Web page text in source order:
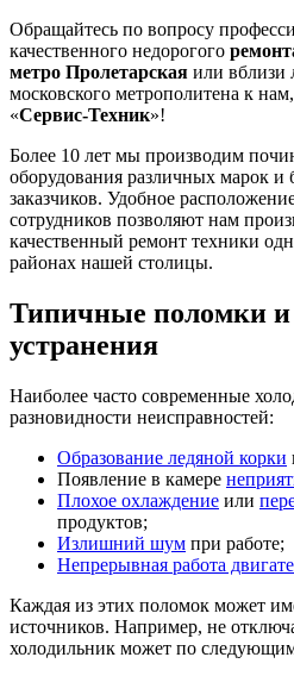
Обращайтесь по вопросу
качественного недорогого
метро Пролетарская или вблизи
московского метрополитена к
«Сервис-Техник»!
Более 10 лет мы производим
оборудования различных марок и
заказчиков. Удобное
сотрудников позволяют нам
качественный ремонт техники
районах нашей столицы.
Типичные поломки
устранения
Наиболее часто современные
разновидности неисправностей:
Образование ледяной корки
Появление в камере
Плохое охлаждение или
продуктов;
Излишний шум при работе;
Непрерывная работа
Каждая из этих поломок может
источников. Например, не
холодильник может по